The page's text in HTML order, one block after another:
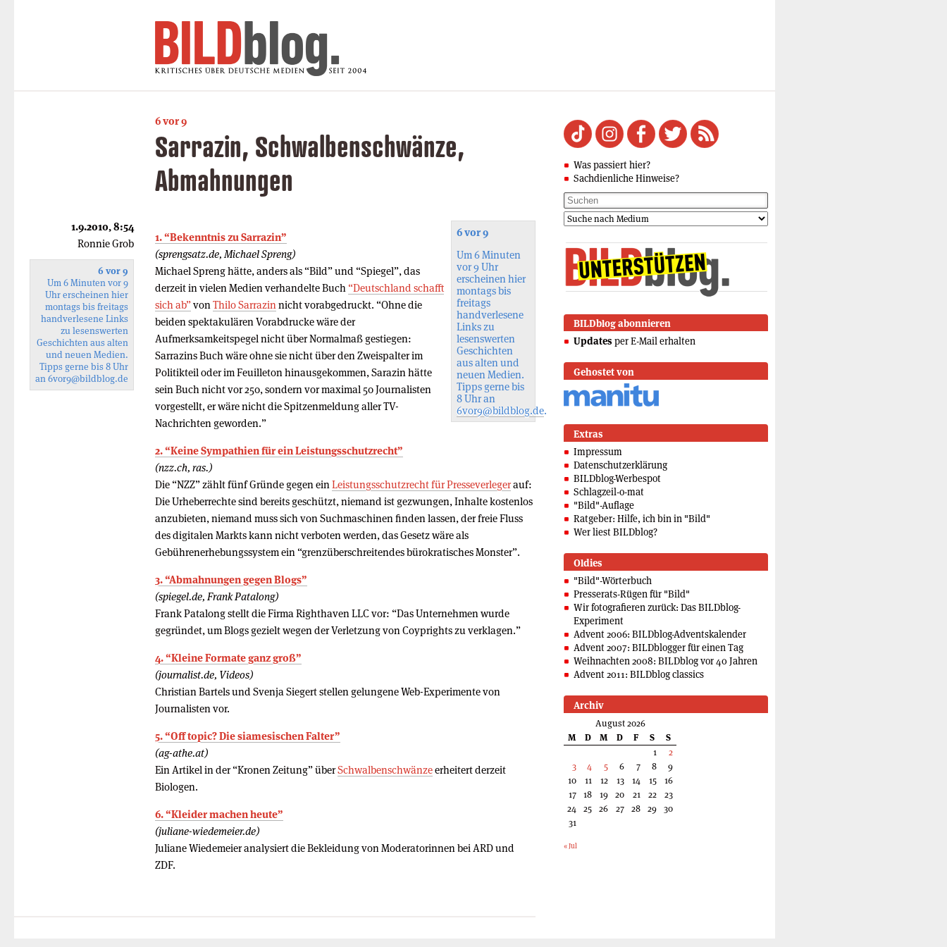
6 vor 9
Sarrazin, Schwalbenschwänze,
Abmahnungen
6 vor 9
Um 6 Minuten
vor 9 Uhr
erscheinen hier
montags bis
freitags
handverlesene
Links zu
lesenswerten
Geschichten
aus alten und
neuen Medien.
Tipps gerne bis
8 Uhr an
6vor9@bildblog.de.
1. “Bekenntnis zu Sarrazin”
(sprengsatz.de, Michael Spreng)
Michael Spreng hätte, anders als “Bild” und “Spiegel”, das
derzeit in vielen Medien verhandelte Buch “Deutschland schafft
sich ab”von Thilo Sarrazin nicht vorabgedruckt. “Ohne die
beiden spektakulären Vorabdrucke wäre der
Aufmerksamkeitspegel nicht über Normalmaß gestiegen:
Sarrazins Buch wäre ohne sie nicht über den Zweispalter im
Politikteil oder im Feuilleton hinausgekommen, Sarazin hätte
sein Buch nicht vor 250, sondern vor maximal 50 Journalisten
vorgestellt, er wäre nicht die Spitzenmeldung aller TV-
Nachrichten geworden.”
2. “Keine Sympathien für ein Leistungsschutzrecht”
(nzz.ch, ras.)
Die “NZZ” zählt fünf Gründe gegen ein Leistungsschutzrecht für Presseverlegerauf:
Die Urheberrechte sind bereits geschützt, niemand ist gezwungen, Inhalte kostenlos
anzubieten, niemand muss sich von Suchmaschinen finden lassen, der freie Fluss
des digitalen Markts kann nicht verboten werden, das Gesetz wäre als
Gebührenerhebungssystem ein “grenzüberschreitendes bürokratisches Monster”.
3. “Abmahnungen gegen Blogs”
(spiegel.de, Frank Patalong)
Frank Patalong stellt die Firma Righthaven LLC vor: “Das Unternehmen wurde
gegründet, um Blogs gezielt wegen der Verletzung von Coyprights zu verklagen.”
4. “Kleine Formate ganz groß”
(journalist.de, Videos)
Christian Bartels und Svenja Siegert stellen gelungene Web-Experimente von
Journalisten vor.
5. “Off topic? Die siamesischen Falter”
(ag-athe.at)
Ein Artikel in der “Kronen Zeitung” überSchwalbenschwänzeerheitert derzeit
Biologen.
6. “Kleider machen heute”
(juliane-wiedemeier.de)
Juliane Wiedemeier analysiert die Bekleidung von Moderatorinnen bei ARD und
ZDF.
1.9.2010, 8:54
Ronnie Grob
6 vor 9
Um 6 Minuten vor 9
Uhr erscheinen hier
montags bis freitags
handverlesene Links
zu lesenswerten
Geschichten aus alten
und neuen Medien.
Tipps gerne bis 8 Uhr
an6vor9@bildblog.de
Was passiert hier?
Sachdienliche Hinweise?
BILDblog abonnieren
Updates per E-Mail erhalten
Gehostet von
Extras
Impressum
Datenschutzerklärung
BILDblog-Werbespot
Schlagzeil-o-mat
"Bild"-Auflage
Ratgeber: Hilfe, ich bin in "Bild"
Wer liest BILDblog?
Oldies
"Bild"-Wörterbuch
Presserats-Rügen für "Bild"
Wir fotografieren zurück: Das BILDblog-
Experiment
Advent 2006: BILDblog-Adventskalender
Advent 2007: BILDblogger für einen Tag
Weihnachten 2008: BILDblog vor 40 Jahren
Advent 2011: BILDblog classics
Archiv
August 2026
M
D M D F S
S
1
2
3
4 5 6 7 8
9
10
11 12 13 14 15
16
17 18 19 20 21 22
23
24 25 26 27 28 29 30
31
« Jul